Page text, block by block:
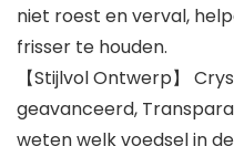
niet roest en verval,
frisser te houden.
【Stijlvol Ontwerp】
geavanceerd,
weten welk voedsel in